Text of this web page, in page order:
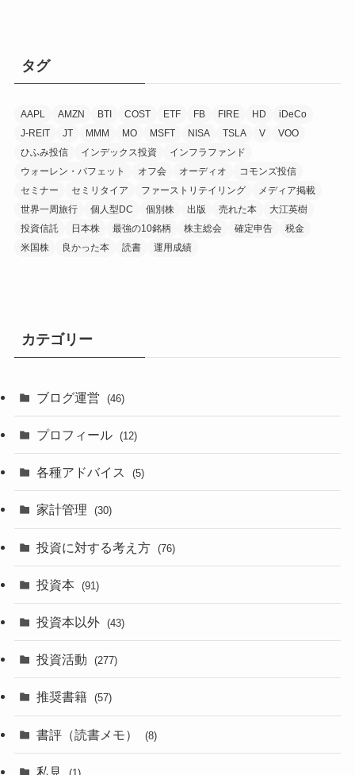
タグ
AAPL AMZN BTI COST ETF FB FIRE HD
iDeCo
J-REIT
JT MMM MO MSFT NISA TSLA V
VOO
ひふみ投信
インデックス投資
インフラファンド
ウォーレン・バフェット
オフ会 オーディオ
コモンズ投信
セミナー
セミリタイア ファーストリテイリング
メディア掲載
世界一周旅行
個人型DC 個別株 出版 売れた本
大江英樹
投資信託
日本株 最強の10銘柄 株主総会 確定申告
税金
米国株
良かった本 読書 運用成績
カテゴリー
ブログ運営 (46)
プロフィール (12)
各種アドバイス (5)
家計管理 (30)
投資に対する考え方 (76)
投資本 (91)
投資本以外 (43)
投資活動 (277)
推奨書籍 (57)
書評（読書メモ） (8)
私見